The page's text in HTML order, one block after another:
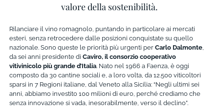
valore della sostenibilità.
Rilanciare il vino romagnolo, puntando in particolare ai mercati
esteri, senza retrocedere dalle posizioni conquistate su quello
nazionale. Sono queste le priorità più urgenti perCarlo Dalmonte
da sei anni presidente diCaviro, il consorzio cooperativo
vitivinicolo più grande d’Italia. Nato nel 1966 a Faenza, è oggi
composto da 30 cantine sociali e, a loro volta, da 12.500 viticoltori
sparsi in 7 Regioni italiane, dal Veneto alla Sicilia: “Negli ultimi sei
anni, abbiamo investito 100 milioni di euro, perché crediamo che
senza innovazione si vada, inesorabilmente, verso il declino”.